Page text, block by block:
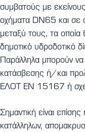
συμβατούς με
οχήματα DN65 και σε
μεταξύ τους, τα οποία
δημοτικό υδροδοτικό
Παράλληλα μπορούν
κατάσβεσης ή/και
ΕΛΟΤ ΕΝ 15167 ή
Σημαντική είναι
κατάλληλων,